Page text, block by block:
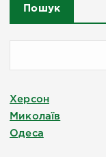
Пошук
Херсон
Миколаїв
Одеса